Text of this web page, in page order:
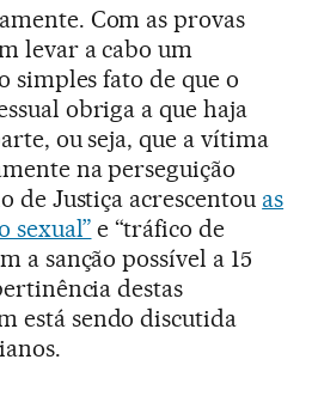
Com as provas
levar a cabo um
simples fato de que o
obriga a que haja
ou seja, que a vítima
na perseguição
de Justiça acrescentou as
sexual” e “tráfico de
a sanção possível a 15
destas
está sendo discutida